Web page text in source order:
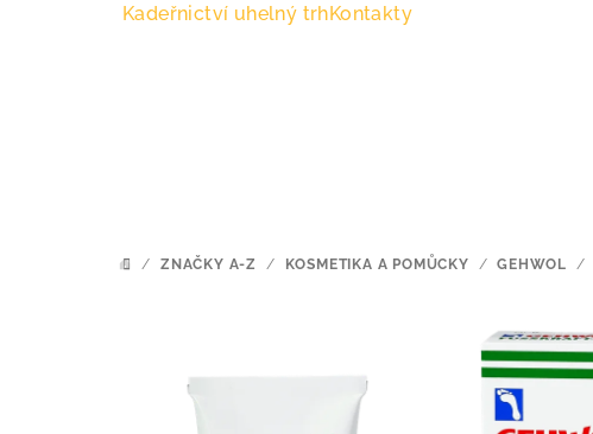
Kadeřnictví uhelný trhKontakty
DOMŮ
/ ZNAČKY A-Z / KOSMETIKA A POMŮCKY / GEHWOL /